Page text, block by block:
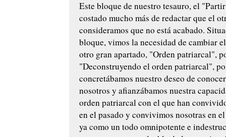
Este bloque de nuestro tesauro, el
costado mucho más de redactar que el
consideramos que no está acabado.
bloque, vimos la necesidad de cambiar
otro gran apartado, "Orden patriarcal",
"Deconstruyendo el orden patriarcal",
concretábamos nuestro deseo de
nosotros y afianzábamos nuestra
orden patriarcal con el que han
en el pasado y convivimos nosotras en
ya como un todo omnipotente e